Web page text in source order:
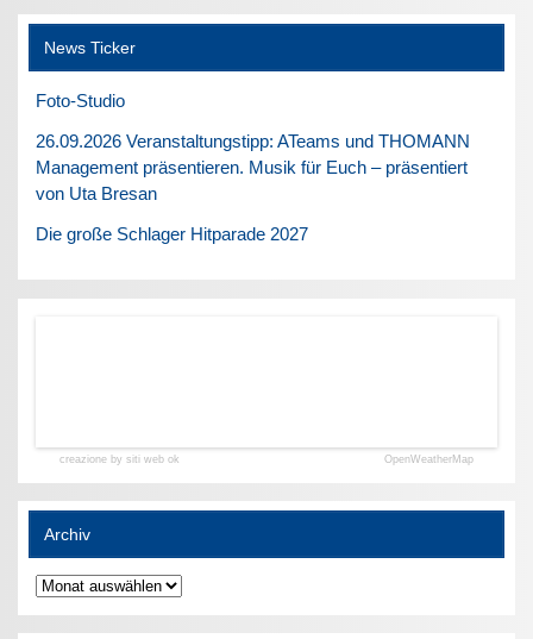
News Ticker
Foto-Studio
26.09.2026 Veranstaltungstipp: ATeams und THOMANN
Management präsentieren. Musik für Euch – präsentiert
von Uta Bresan
Die große Schlager Hitparade 2027
creazione by siti web ok OpenWeatherMap
Archiv
Archiv